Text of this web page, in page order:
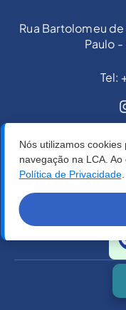
Rua Bartolomeu
Paulo -
Tel:
Nós utilizamos
navegação na LCA.
Política de Privacidade.